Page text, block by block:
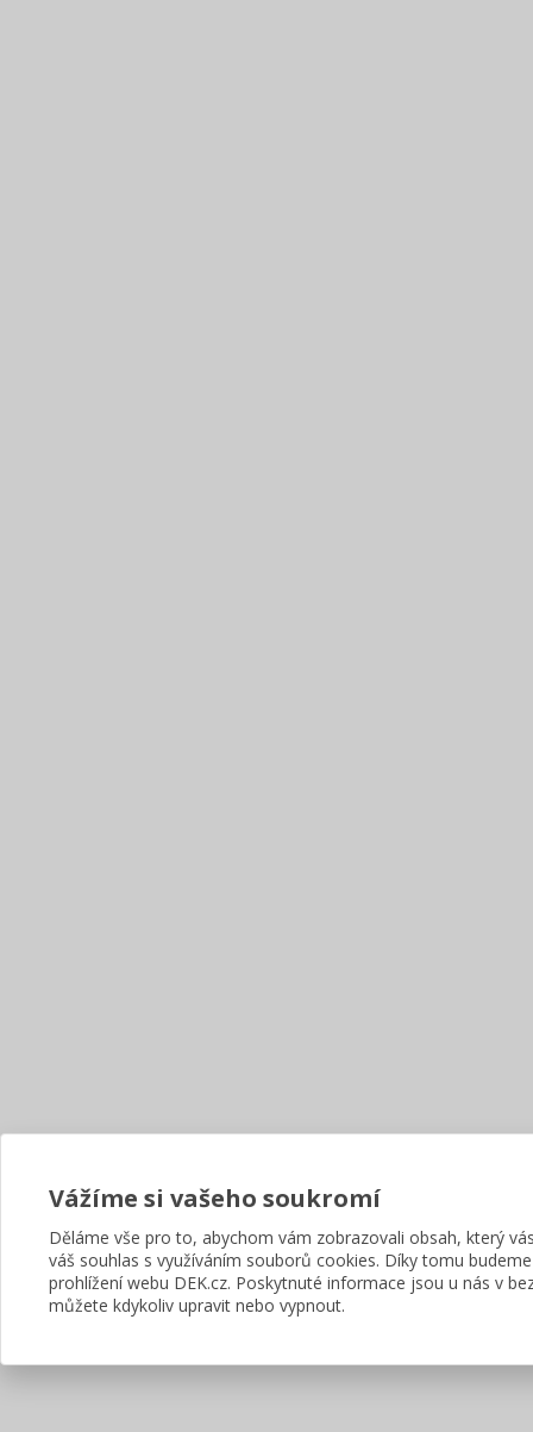
Vážíme si vašeho soukromí
Děláme vše pro to, abychom vám zobrazovali obsah, který
váš souhlas s využíváním souborů cookies. Díky tomu
prohlížení webu DEK.cz. Poskytnuté informace jsou u nás v
můžete kdykoliv upravit nebo vypnout.